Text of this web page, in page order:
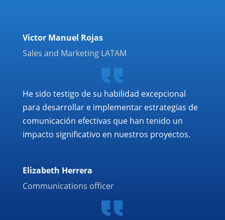
Victor Manuel Rojas
Sales and Marketing LATAM
He sido testigo de su habilidad excepcional
para desarrollar e implementar estrategias de
comunicación efectivas que han tenido un
impacto significativo en nuestros proyectos.
Elizabeth Herrera
Communications officer